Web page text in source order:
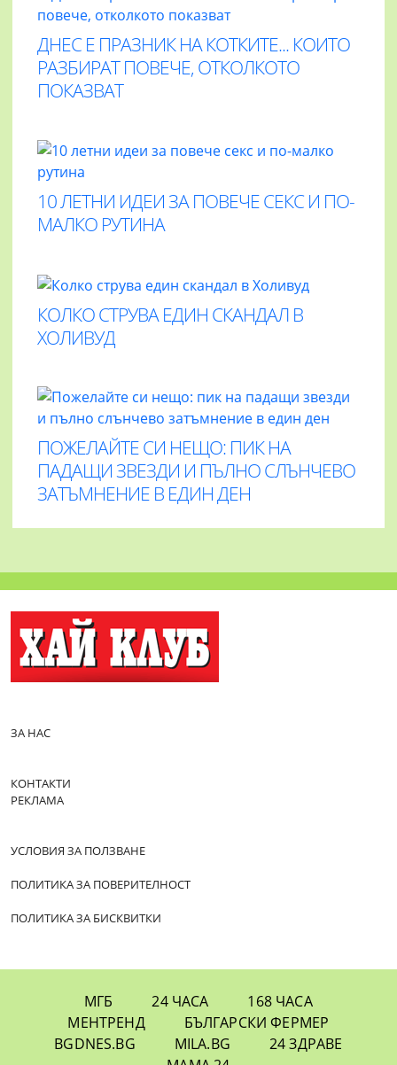
ДНЕС Е ПРАЗНИК НА КОТКИТЕ... КОИТО
РАЗБИРАТ ПОВЕЧЕ, ОТКОЛКОТО
ПОКАЗВАТ
10 ЛЕТНИ ИДЕИ ЗА ПОВЕЧЕ СЕКС И ПО-
МАЛКО РУТИНА
КОЛКО СТРУВА ЕДИН СКАНДАЛ В
ХОЛИВУД
ПОЖЕЛАЙТЕ СИ НЕЩО: ПИК НА
ПАДАЩИ ЗВЕЗДИ И ПЪЛНО СЛЪНЧЕВО
ЗАТЪМНЕНИЕ В ЕДИН ДЕН
ЗА НАС
КОНТАКТИ
РЕКЛАМА
УСЛОВИЯ ЗА ПОЛЗВАНЕ
ПОЛИТИКА ЗА ПОВЕРИТЕЛНОСТ
ПОЛИТИКА ЗА БИСКВИТКИ
МГБ 24 ЧАСА
168 ЧАСА
МЕНТРЕНД
БЪЛГАРСКИ ФЕРМЕР
BGDNES.BG
MILA.BG
24 ЗДРАВЕ